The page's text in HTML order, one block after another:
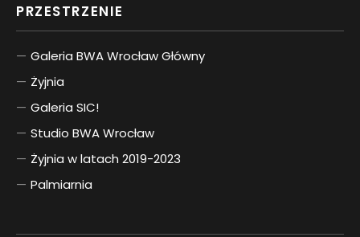
PRZESTRZENIE
Galeria BWA Wrocław Główny
Żyjnia
Galeria SIC!
Studio BWA Wrocław
Żyjnia w latach 2019-2023
Palmiarnia